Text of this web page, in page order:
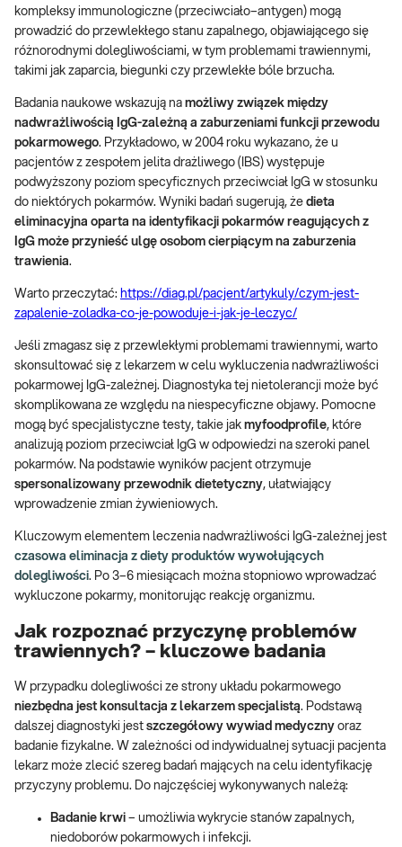
kompleksy immunologiczne (przeciwciało–antygen) mogą
prowadzić do przewlekłego stanu zapalnego, objawiającego się
różnorodnymi dolegliwościami, w tym problemami trawiennymi,
takimi jak zaparcia, biegunki czy przewlekłe bóle brzucha.
Badania naukowe wskazują na możliwy związek między
nadwrażliwością IgG-zależną a zaburzeniami funkcji przewodu
pokarmowego. Przykładowo, w 2004 roku wykazano, że u
pacjentów z zespołem jelita drażliwego (IBS) występuje
podwyższony poziom specyficznych przeciwciał IgG w stosunku
do niektórych pokarmów. Wyniki badań sugerują, że dieta
eliminacyjna oparta na identyfikacji pokarmów reagujących z
IgG może przynieść ulgę osobom cierpiącym na zaburzenia
trawienia.
Warto przeczytać: https://diag.pl/pacjent/artykuly/czym-jest-
zapalenie-zoladka-co-je-powoduje-i-jak-je-leczyc/
Jeśli zmagasz się z przewlekłymi problemami trawiennymi, warto
skonsultować się z lekarzem w celu wykluczenia nadwrażliwości
pokarmowej IgG-zależnej. Diagnostyka tej nietolerancji może być
skomplikowana ze względu na niespecyficzne objawy. Pomocne
mogą być specjalistyczne testy, takie jak myfoodprofile, które
analizują poziom przeciwciał IgG w odpowiedzi na szeroki panel
pokarmów. Na podstawie wyników pacjent otrzymuje
spersonalizowany przewodnik dietetyczny, ułatwiający
wprowadzenie zmian żywieniowych.
Kluczowym elementem leczenia nadwrażliwości IgG-zależnej jest
czasowa eliminacja z diety produktów wywołujących
dolegliwości. Po 3–6 miesiącach można stopniowo wprowadzać
wykluczone pokarmy, monitorując reakcję organizmu.
Jak rozpoznać przyczynę problemów
trawiennych? – kluczowe badania
W przypadku dolegliwości ze strony układu pokarmowego
niezbędna jest konsultacja z lekarzem specjalistą. Podstawą
dalszej diagnostyki jest szczegółowy wywiad medyczny oraz
badanie fizykalne. W zależności od indywidualnej sytuacji pacjenta
lekarz może zlecić szereg badań mających na celu identyfikację
przyczyny problemu. Do najczęściej wykonywanych należą:
Badanie krwi – umożliwia wykrycie stanów zapalnych,
niedoborów pokarmowych i infekcji.